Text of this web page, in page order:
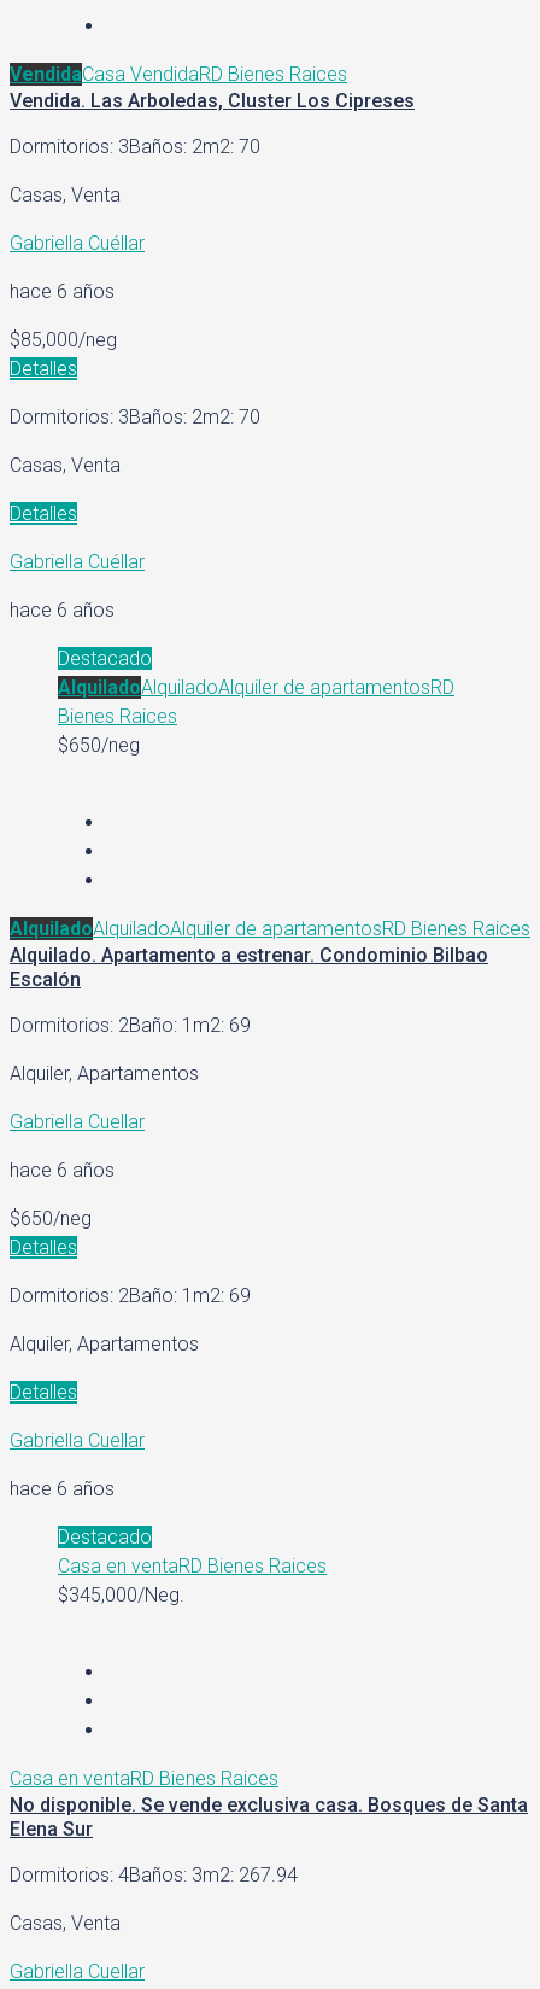
VendidaCasa VendidaRD Bienes Raices
Vendida. Las Arboledas, Cluster Los Cipreses
Dormitorios: 3Baños: 2m2: 70
Casas, Venta
Gabriella Cuéllar
hace 6 años
$85,000/neg
Detalles
Dormitorios: 3Baños: 2m2: 70
Casas, Venta
Detalles
Gabriella Cuéllar
hace 6 años
Destacado
AlquiladoAlquiladoAlquiler de apartamentosRD
Bienes Raices
$650/neg
AlquiladoAlquiladoAlquiler de apartamentosRD Bienes Raices
Alquilado. Apartamento a estrenar. Condominio Bilbao
Escalón
Dormitorios: 2Baño: 1 m2: 69
Alquiler, Apartamentos
Gabriella Cuellar
hace 6 años
$650/neg
Detalles
Dormitorios: 2Baño: 1 m2: 69
Alquiler, Apartamentos
Detalles
Gabriella Cuellar
hace 6 años
Destacado
Casa en ventaRD Bienes Raices
$345,000/Neg.
Casa en ventaRD Bienes Raices
No disponible. Se vende exclusiva casa. Bosques de Santa
Elena Sur
Dormitorios: 4Baños: 3m2: 267.94
Casas, Venta
Gabriella Cuellar